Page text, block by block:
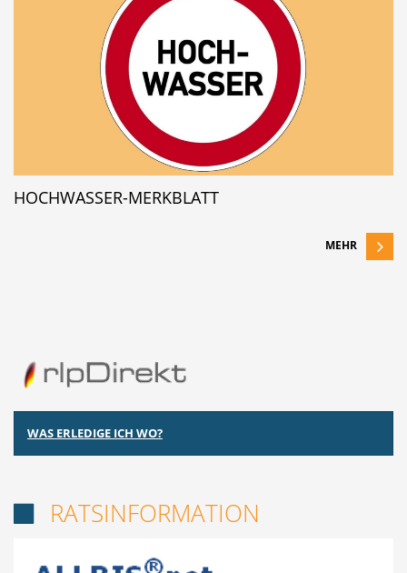
HOCHWASSER-MERKBLATT
MEHR
WAS ERLEDIGE ICH WO?
RATSINFORMATION